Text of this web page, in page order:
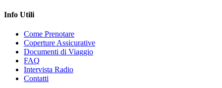
Info Utili
Come Prenotare
Coperture Assicurative
Documenti di Viaggio
FAQ
Intervista Radio
Contatti